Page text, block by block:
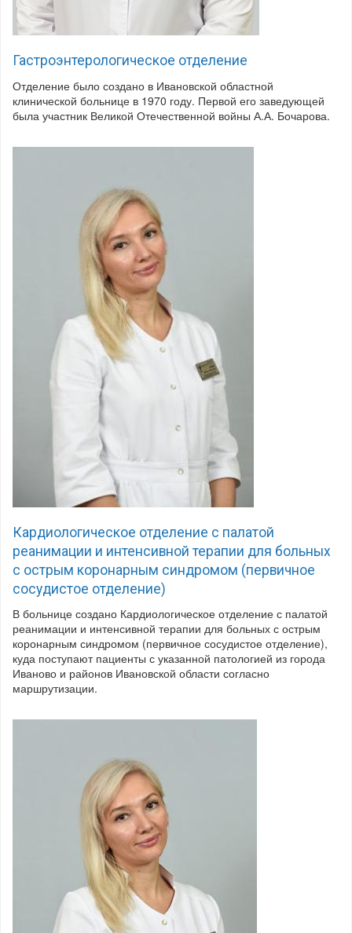
Гастроэнтерологическое отделение
Отделение было создано в Ивановской областной
клинической больнице в 1970 году. Первой его заве­дующей
была участник Великой Отече­ственной войны А.А. Бочарова.
Кардиологическое отделение с палатой
реанимации и интенсивной терапии для больных
с острым коронарным синдромом (первичное
сосудистое отделение)
В больнице создано Кардиологическое отделение с палатой
реанимации и интенсивной терапии для больных с острым
коронарным синдромом (первичное сосудистое отделение),
куда поступают пациенты с указанной патологией из города
Иваново и районов Ивановской области согласно
маршрутизации.